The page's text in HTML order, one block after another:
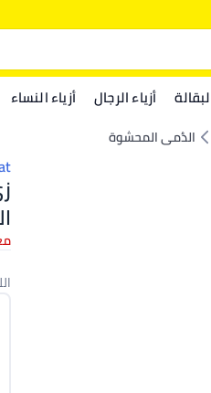
أزياء الرجال أزياء النساء
الدُمى المحشوة